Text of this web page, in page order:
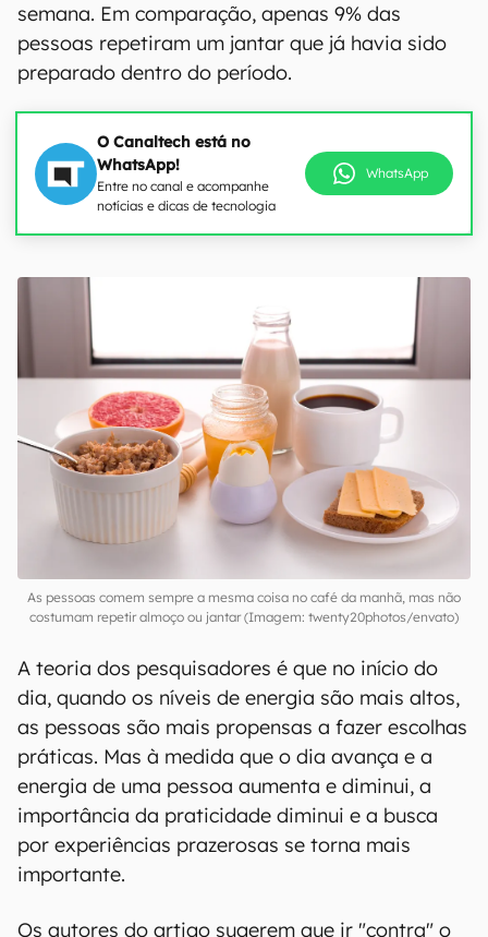
semana. Em comparação, apenas 9% das
pessoas repetiram um jantar que já havia sido
preparado dentro do período.
O Canaltech está no
WhatsApp!
Entre no canal e acompanhe
notícias e dicas de tecnologia
WhatsApp
As pessoas comem sempre a mesma coisa no café da manhã, mas não
costumam repetir almoço ou jantar (Imagem: twenty20photos/envato)
A teoria dos pesquisadores é que no início do